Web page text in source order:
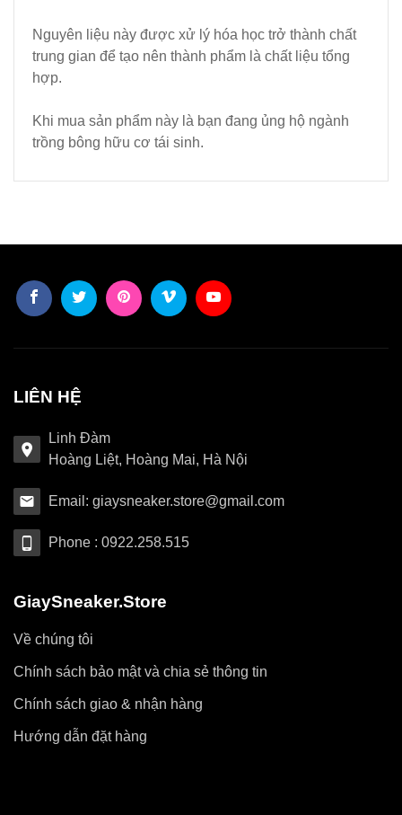
Nguyên liệu này được xử lý hóa học trở thành chất
trung gian để tạo nên thành phẩm là chất liệu tổng
hợp.
Khi mua sản phẩm này là bạn đang ủng hộ ngành
trồng bông hữu cơ tái sinh.
LIÊN HỆ
Linh Đàm
Hoàng Liệt, Hoàng Mai, Hà Nội
Email: giaysneaker.store@gmail.com
Phone : 0922.258.515
GiaySneaker.Store
Về chúng tôi
Chính sách bảo mật và chia sẻ thông tin
Chính sách giao & nhận hàng
Hướng dẫn đặt hàng